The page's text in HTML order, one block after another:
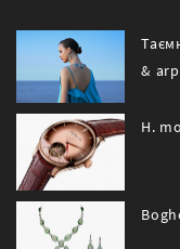
&
H.